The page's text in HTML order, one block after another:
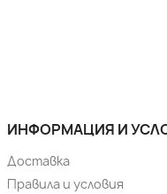
ИНФОРМАЦИЯ И
Доставка
Правила и условия